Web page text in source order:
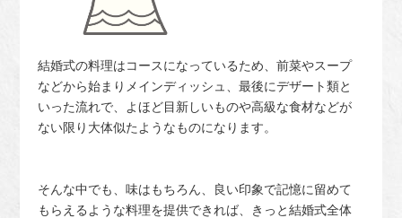
結婚式の料理はコースになっているため、前菜やスープ
などから始まりメインディッシュ、最後にデザート類と
いった流れで、よほど目新しいものや高級な食材などが
ない限り大体似たようなものになります。
そんな中でも、味はもちろん、良い印象で記憶に留めて
もらえるような料理を提供できれば、きっと結婚式全体